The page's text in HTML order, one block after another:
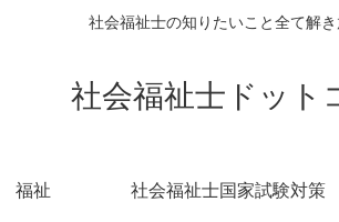
社会福祉士の知りたいこと全て解
社会福祉士ドット
福祉 社会福祉士国家試験対策